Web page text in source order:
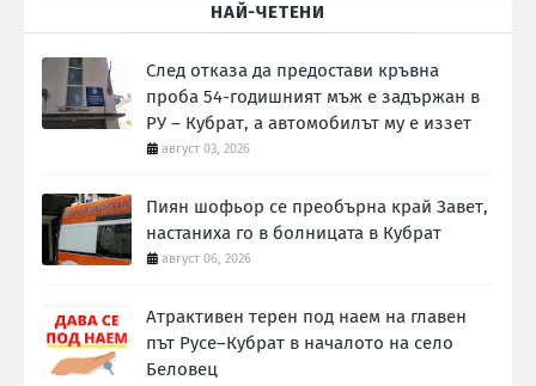
НАЙ-ЧЕТЕНИ
След отказа да предостави кръвна
проба 54-годишният мъж е задържан в
РУ – Кубрат, а автомобилът му е иззет
август 03, 2026
Пиян шофьор се преобърна край Завет,
настаниха го в болницата в Кубрат
август 06, 2026
Атрактивен терен под наем на главен
път Русе–Кубрат в началото на село
Беловец